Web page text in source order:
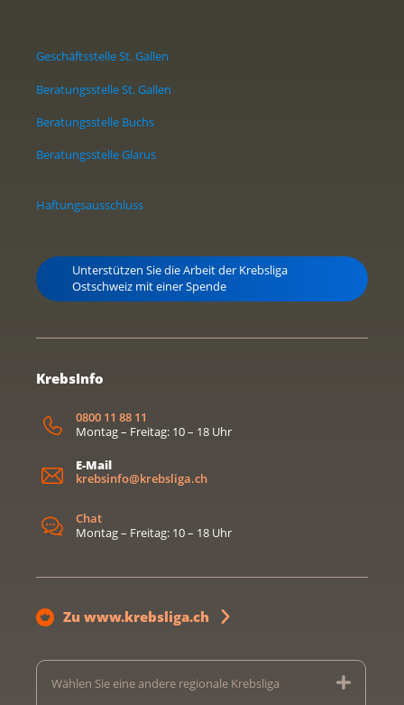
Geschäftsstelle St. Gallen
Beratungsstelle St. Gallen
Beratungsstelle Buchs
Beratungsstelle Glarus
Haftungsausschluss
Unterstützen Sie die Arbeit der Krebsliga
Ostschweiz mit einer Spende
KrebsInfo
0800 11 88 11
Montag – Freitag: 10 – 18 Uhr
E-Mail
krebsinfo@krebsliga.ch
Chat
Montag – Freitag: 10 – 18 Uhr
Zu www.krebsliga.ch
Wählen Sie eine andere regionale Krebsliga